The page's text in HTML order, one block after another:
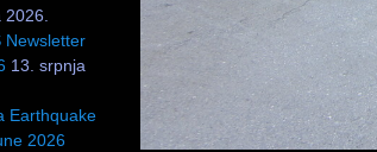
2026.
Newsletter
13. srpnja
Earthquake
2026